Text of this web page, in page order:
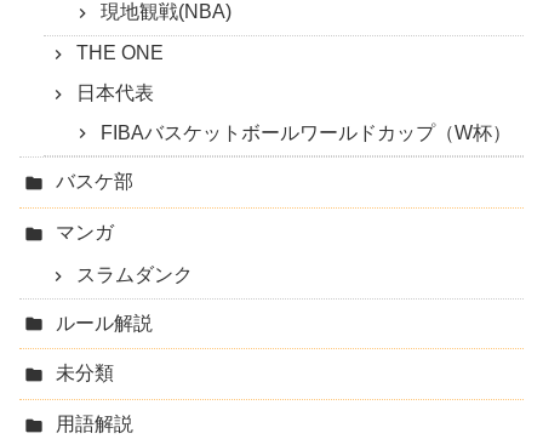
現地観戦(NBA)
THE ONE
日本代表
FIBAバスケットボールワールドカップ（W杯）
バスケ部
マンガ
スラムダンク
ルール解説
未分類
用語解説